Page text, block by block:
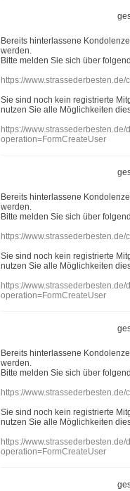
Bereits hinterlassene
werden.
Bitte melden Sie sich über
https://
Sie sind noch kein registrierte
nutzen Sie alle Möglichkeiten
https://
operation=FormCreateUser
Bereits hinterlassene
werden.
Bitte melden Sie sich über
https://
Sie sind noch kein registrierte
nutzen Sie alle Möglichkeiten
https://
operation=FormCreateUser
Bereits hinterlassene
werden.
Bitte melden Sie sich über
https://
Sie sind noch kein registrierte
nutzen Sie alle Möglichkeiten
https://
operation=FormCreateUser